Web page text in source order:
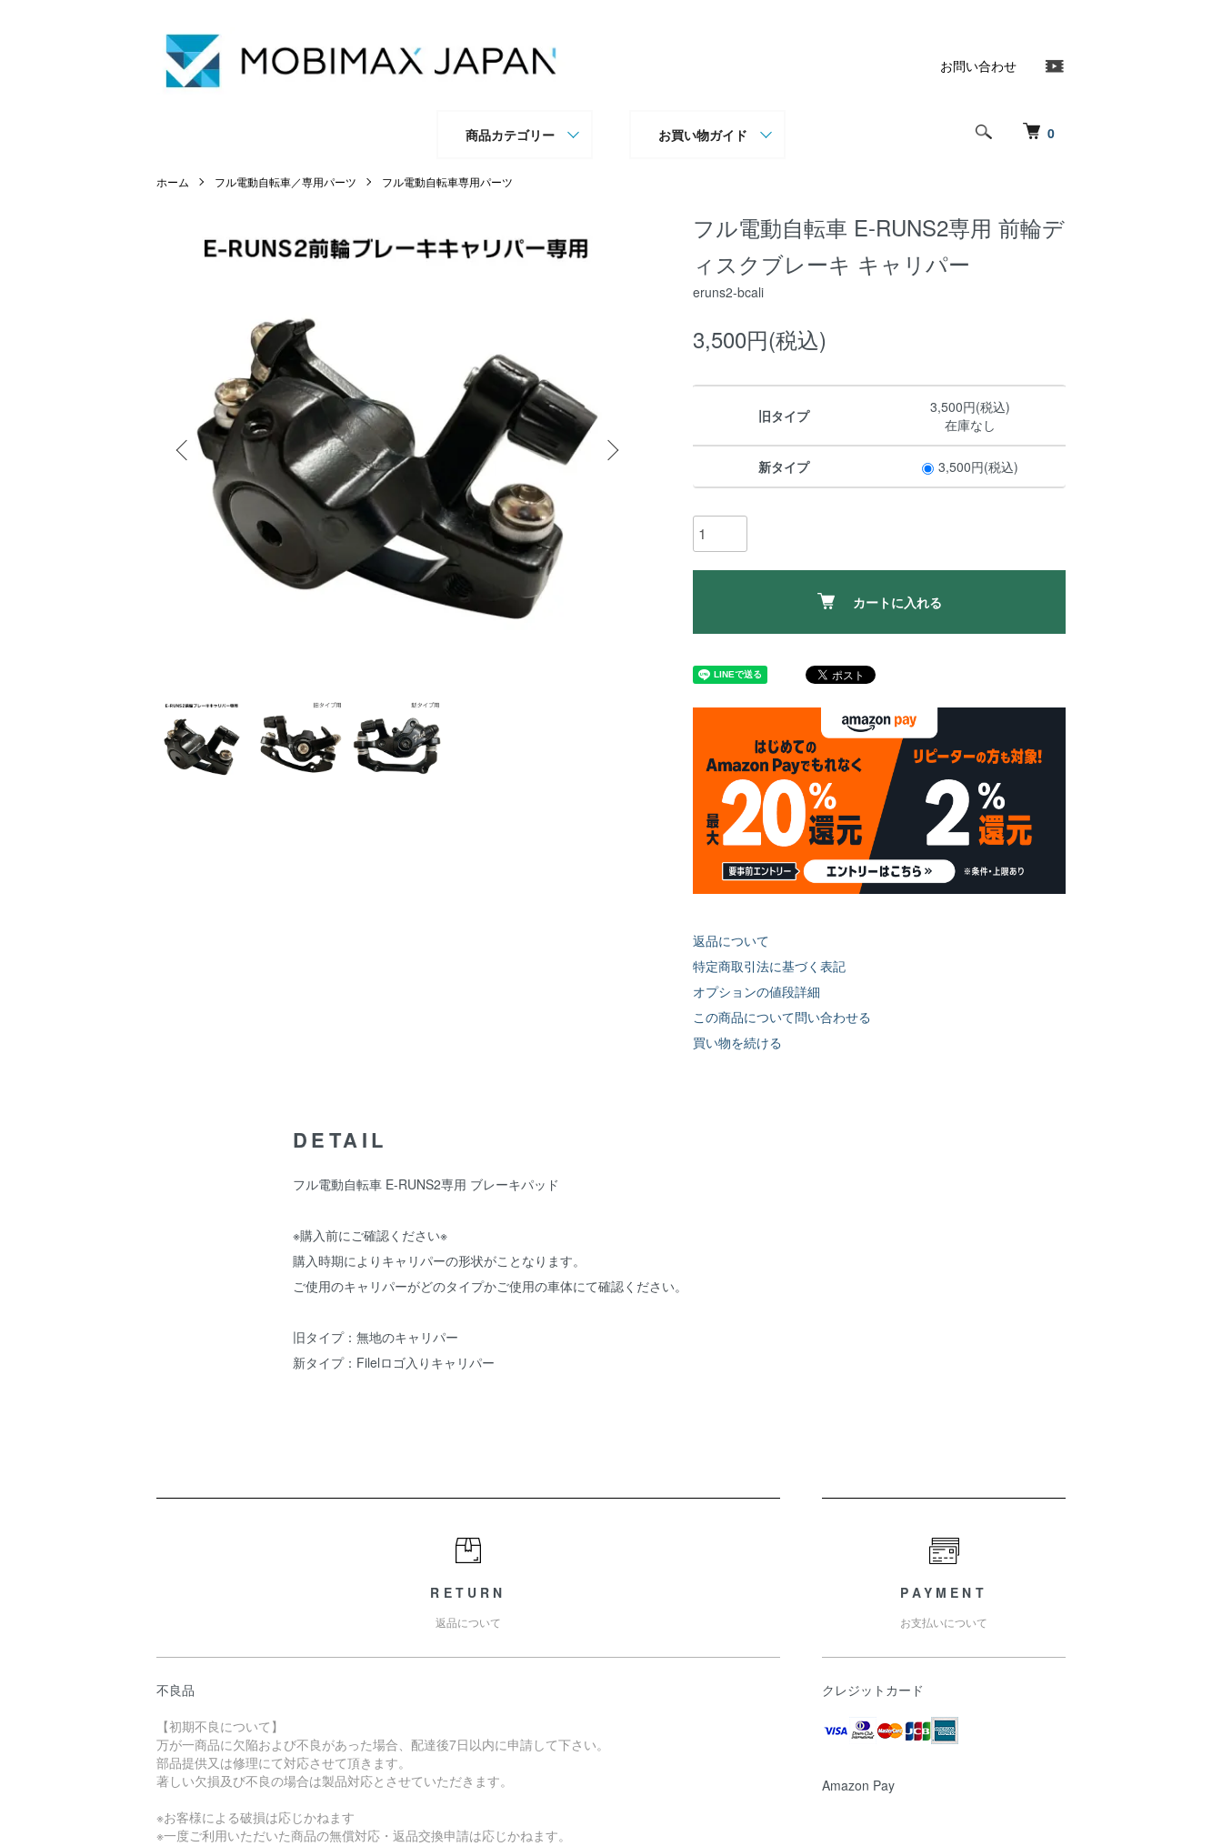
0
商品カテゴリー お買い物ガイド
お問い合わせ
ホーム フル電動自転車／専用パーツ フル電動自転車専用パーツ
フル電動自転車 E-RUNS2専用 前輪デ
ィスクブレーキ キャリパー
eruns2-bcali
3,500円(税込)
旧タイプ
3,500円(税込)
在庫なし
新タイプ 3,500円(税込)
カートに入れる
返品について
特定商取引法に基づく表記
オプションの値段詳細
この商品について問い合わせる
買い物を続ける
DETAIL
フル電動自転車 E-RUNS2専用 ブレーキパッド
※購入前にご確認ください※
購入時期によりキャリパーの形状がことなります。
ご使用のキャリパーがどのタイプかご使用の車体にて確認ください。
旧タイプ：無地のキャリパー
新タイプ：Filelロゴ入りキャリパー
RETURN
返品について
不良品
【初期不良について】
万が一商品に欠陥および不良があった場合、配達後7日以内に申請して下さい。
部品提供又は修理にて対応させて頂きます。
著しい欠損及び不良の場合は製品対応とさせていただきます。
※お客様による破損は応じかねます
※一度ご利用いただいた商品の無償対応・返品交換申請は応じかねます。
PAYMENT
お支払いについて
クレジットカード
Amazon Pay